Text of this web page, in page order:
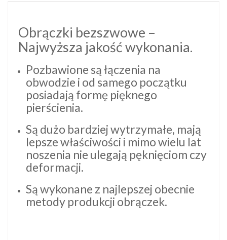
Obrączki bezszwowe –
Najwyższa jakość wykonania.
Pozbawione są łączenia na
obwodzie i od samego początku
posiadają formę pięknego
pierścienia.
Są dużo bardziej wytrzymałe, mają
lepsze właściwości i mimo wielu lat
noszenia nie ulegają pęknięciom czy
deformacji.
Są wykonane z najlepszej obecnie
metody produkcji obrączek.